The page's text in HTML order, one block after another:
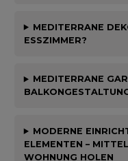
MEDITERRANE
ESSZIMMER?
MEDITERRANE
MODERNE
ELEMENTEN –
WOHNUNG HOLEN